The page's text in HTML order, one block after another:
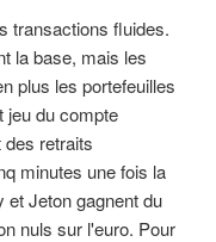
transactions fluides.
la base, mais les
plus les portefeuilles
jeu du compte
retraits
minutes une fois la
et Jeton gagnent du
nuls sur l'euro. Pour